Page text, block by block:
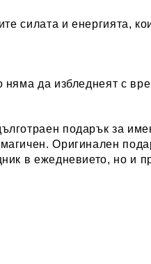
силата и енергията,
няма да избледнеят с
подарък за
Оригинален
в ежедневието, но и